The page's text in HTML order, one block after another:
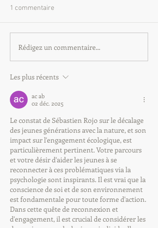
1 commentaire
Rédigez un commentaire...
Les plus récents
ac ab
02 déc. 2025
Le constat de Sébastien Rojo sur le décalage
des jeunes générations avec la nature, et son
impact sur l'engagement écologique, est
particulièrement pertinent. Votre parcours
et votre désir d'aider les jeunes à se
reconnecter à ces problématiques via la
psychologie sont inspirants. Il est vrai que la
conscience de soi et de son environnement
est fondamentale pour toute forme d'action.
Dans cette quête de reconnexion et
d'engagement, il est crucial de considérer les